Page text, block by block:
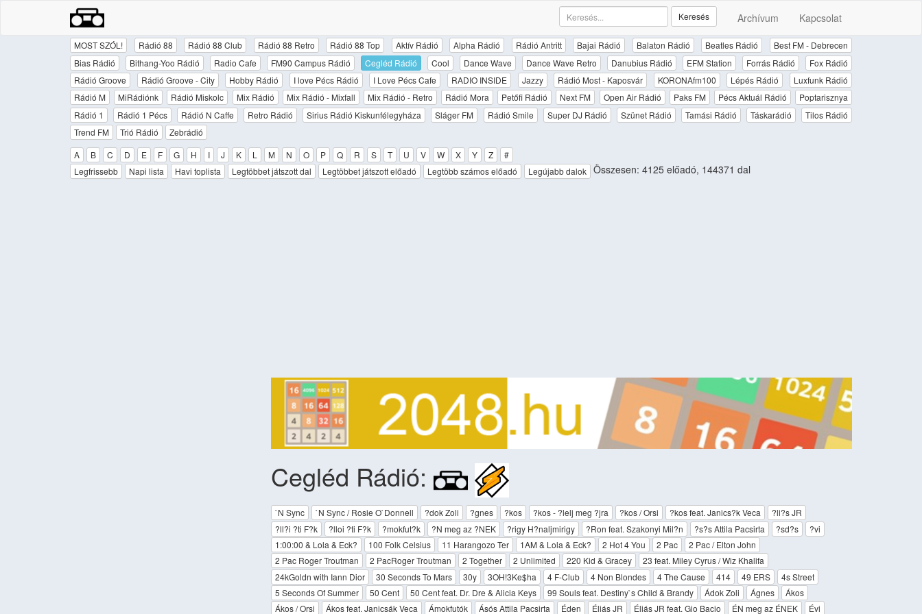
Archívum Kapcsolat
Keresés
MOST SZÓL! Rádió 88 Rádió 88 Club Rádió 88 Retro Rádió 88 Top Aktív Rádió Alpha Rádió Rádió Antritt Bajai Rádió Balaton Rádió Beatles Rádió
Best FM - Debrecen
Bias Rádió
Bithang-Yoo Rádió Radio Cafe FM90 Campus Rádió Cegléd Rádió Cool Dance Wave Dance Wave Retro Danubius Rádió EFM Station Forrás Rádió
Fox Rádió
Rádió Groove
Rádió Groove - City Hobby Rádió I love Pécs Rádió I Love Pécs Cafe RADIO INSIDE Jazzy Rádió Most - Kaposvár KORONAfm100 Lépés Rádió
Luxfunk Rádió
Rádió M
MiRádiónk Rádió Miskolc Mix Rádió Mix Rádió - Mixfall Mix Rádió - Retro Rádió Mora Petőfi Rádió Next FM Open Air Rádió Paks FM Pécs Aktuál Rádió
Poptarisznya
Rádió 1
Rádió 1 Pécs Rádió N Caffe Retro Rádió Sirius Rádió Kiskunfélegyháza Sláger FM Rádió Smile Super DJ Rádió Szünet Rádió Tamási Rádió Táskarádió
Tilos Rádió
Trend FM
Trió Rádió
Zebrádió
A
B C D E F G H I J K L M N O P Q R S T U V W X Y Z
#
Legfrissebb
Napi lista Havi toplista Legtöbbet játszott dal Legtöbbet játszott előadó Legtöbb számos előadó Legújabb dalok Összesen: 4125 előadó, 144371 dal
Cegléd Rádió:
`N Sync `N Sync / Rosie O`Donnell ?dok Zoli ?gnes ?kos ?kos - ?lelj meg ?jra ?kos / Orsi ?kos feat. Janics?k Veca
?li?s JR
?ll?i ?ti F?k
?lloi ?ti F?k ?mokfut?k ?N meg az ?NEK ?rigy H?naljmirigy ?Ron feat. Szakonyi Mil?n ?s?s Attila Pacsirta ?sd?s
?vi
1:00:00 & Lola & Eck?
100 Folk Celsius 11 Harangozo Ter 1AM & Lola & Eck? 2 Hot 4 You 2 Pac
2 Pac / Elton John
2 Pac Roger Troutman
2 PacRoger Troutman 2 Together 2 Unlimited 220 Kid & Gracey
23 feat. Miley Cyrus / Wiz Khalifa
24kGoldn with Iann Dior
30 Seconds To Mars 30y 3OH!3Ke$ha 4 F-Club 4 Non Blondes 4 The Cause 414 49 ERS
4s Street
5 Seconds Of Summer
50 Cent 50 Cent feat. Dr. Dre & Alicia Keys 99 Souls feat. Destiny`s Child & Brandy Ádok Zoli Ágnes
Ákos
Ákos / Orsi
Ákos feat. Janicsák Veca Ámokfutók Ásós Attila Pacsirta Éden Éliás JR Éliás JR feat. Gio Bacio ÉN meg az ÉNEK Évi